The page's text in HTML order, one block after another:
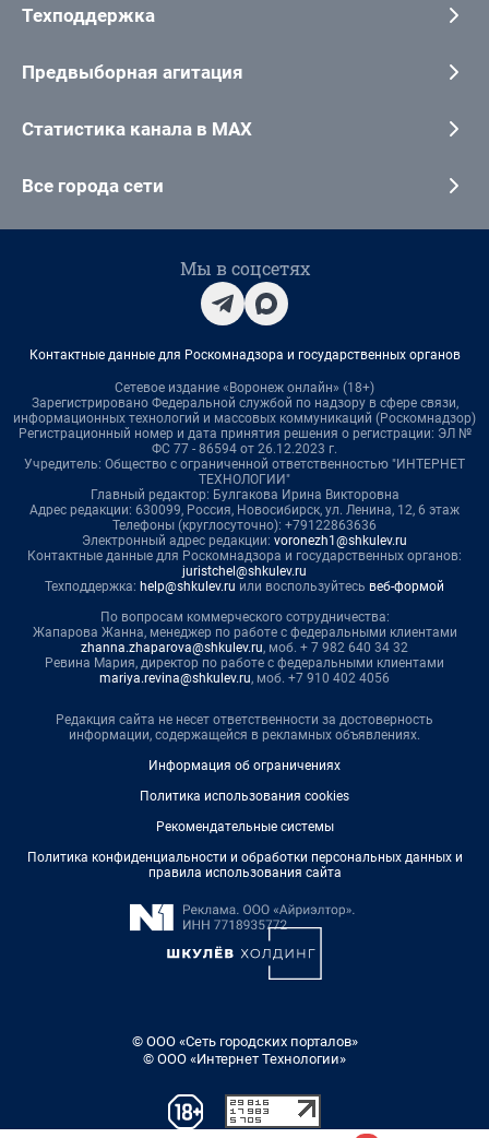
Техподдержка
Предвыборная агитация
Статистика канала в MAX
Все города сети
Мы в соцсетях
Контактные данные для Роскомнадзора и государственных органов
Сетевое издание «Воронеж онлайн» (18+)
Зарегистрировано Федеральной службой по надзору в сфере связи,
информационных технологий и массовых коммуникаций (Роскомнадзор)
Регистрационный номер и дата принятия решения о регистрации: ЭЛ №
ФС 77 - 86594 от 26.12.2023 г.
Учредитель: Общество с ограниченной ответственностью "ИНТЕРНЕТ
ТЕХНОЛОГИИ"
Главный редактор: Булгакова Ирина Викторовна
Адрес редакции: 630099, Россия, Новосибирск, ул. Ленина, 12, 6 этаж
Телефоны (круглосуточно): +79122863636
Электронный адрес редакции: voronezh1@shkulev.ru
Контактные данные для Роскомнадзора и государственных органов:
juristchel@shkulev.ru
Техподдержка: help@shkulev.ru или воспользуйтесь веб-формой
По вопросам коммерческого сотрудничества:
Жапарова Жанна, менеджер по работе с федеральными клиентами
zhanna.zhaparova@shkulev.ru, моб. + 7 982 640 34 32
Ревина Мария, директор по работе с федеральными клиентами
mariya.revina@shkulev.ru, моб. +7 910 402 4056
Редакция сайта не несет ответственности за достоверность
информации, содержащейся в рекламных объявлениях.
Информация об ограничениях
Политика использования cookies
Рекомендательные системы
Политика конфиденциальности и обработки персональных данных и
правила использования сайта
© ООО «Сеть городских порталов»
© ООО «Интернет Технологии»